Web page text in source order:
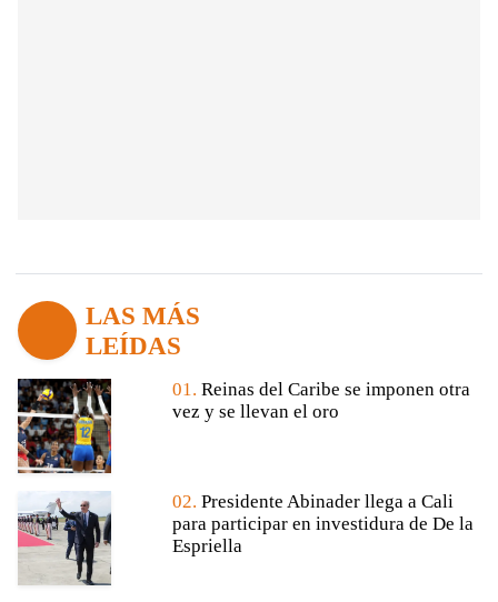
LAS MÁS
LEÍDAS
01. Reinas del Caribe se imponen otra
vez y se llevan el oro
02. Presidente Abinader llega a Cali
para participar en investidura de De la
Espriella